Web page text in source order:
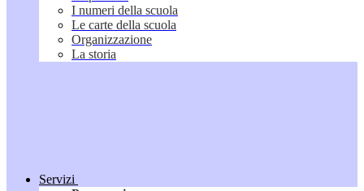
I numeri della scuola
Le carte della scuola
Organizzazione
La storia
Servizi